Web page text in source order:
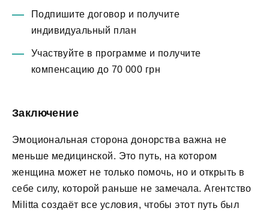
Подпишите договор и получите
индивидуальный план
Участвуйте в программе и получите
компенсацию до 70 000 грн
Заключение
Эмоциональная сторона донорства важна не
меньше медицинской. Это путь, на котором
женщина может не только помочь, но и открыть в
себе силу, которой раньше не замечала. Агентство
Militta создаёт все условия, чтобы этот путь был